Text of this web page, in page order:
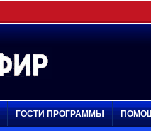
ГОСТИ ПРОГРАММЫ